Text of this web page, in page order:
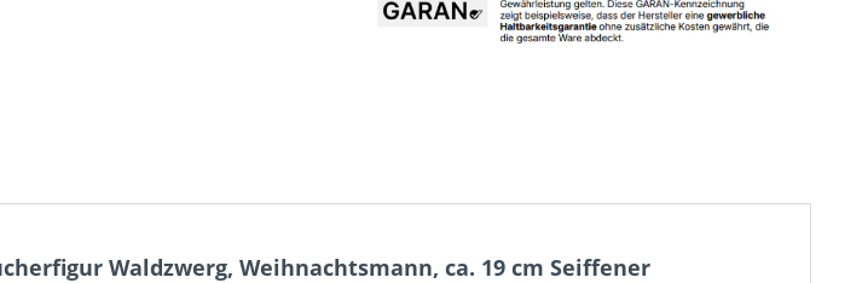
Waldzwerg, Weihnachtsmann, ca. 19 cm Seiffener